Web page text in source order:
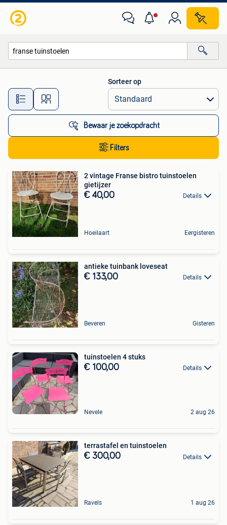
Alle afstanden…
Sorteer op
Bewaar je zoekopdracht
Filters
2 vintage Franse bistro tuinstoelen
gietijzer
€ 40,00 Details
Hoeilaart Eergisteren
antieke tuinbank loveseat
€ 133,00 Details
Beveren Gisteren
tuinstoelen 4 stuks
€ 100,00 Details
Nevele 2 aug 26
terrastafel en tuinstoelen
€ 300,00 Details
Ravels 1 aug 26